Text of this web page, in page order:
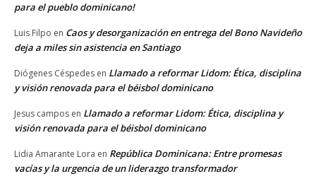
para el pueblo dominicano!
Luis Filpo en Caos y desorganización en entrega del Bono Navideño
deja a miles sin asistencia en Santiago
Diógenes Céspedes en Llamado a reformar Lidom: Ética, disciplina
y visión renovada para el béisbol dominicano
Jesus campos en Llamado a reformar Lidom: Ética, disciplina y
visión renovada para el béisbol dominicano
Lidia Amarante Lora en República Dominicana: Entre promesas
vacías y la urgencia de un liderazgo transformador